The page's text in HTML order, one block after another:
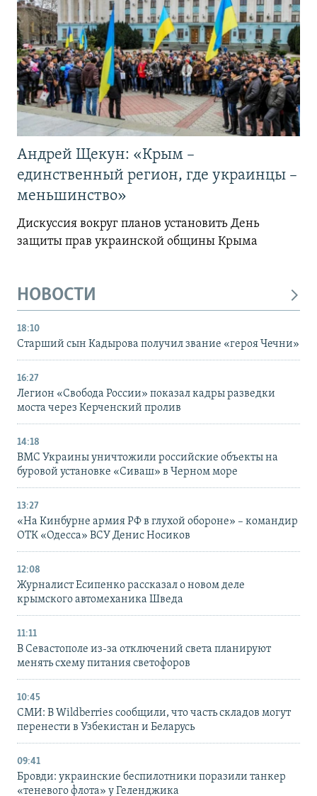
Андрей Щекун: «Крым –
единственный регион, где украинцы –
меньшинство»
Дискуссия вокруг планов установить День
защиты прав украинской общины Крыма
НОВОСТИ
18:10
Старший сын Кадырова получил звание «героя Чечни»
16:27
Легион «Свобода России» показал кадры разведки
моста через Керченский пролив
14:18
ВМС Украины уничтожили российские объекты на
буровой установке «Сиваш» в Черном море
13:27
«На Кинбурне армия РФ в глухой обороне» – командир
ОТК «Одесса» ВСУ Денис Носиков
12:08
Журналист Есипенко рассказал о новом деле
крымского автомеханика Шведа
11:11
В Севастополе из-за отключений света планируют
менять схему питания светофоров
10:45
СМИ: В Wildberries сообщили, что часть складов могут
перенести в Узбекистан и Беларусь
09:41
Бровди: украинские беспилотники поразили танкер
«теневого флота» у Геленджика